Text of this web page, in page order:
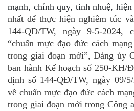
mạnh, chính quy, tinh nhuệ, hiện
nhất để thực hiện nghiêm túc
144-QĐ/TW, ngày 9-5-
“chuẩn mực đạo đức cách
trong giai đoạn mới”, Đảng ủy
ban hành Kế hoạch số 250-KH/
định số 144-QĐ/TW, ngày 09/
về chuẩn mực đạo đức cách
trong giai đoạn mới trong Công